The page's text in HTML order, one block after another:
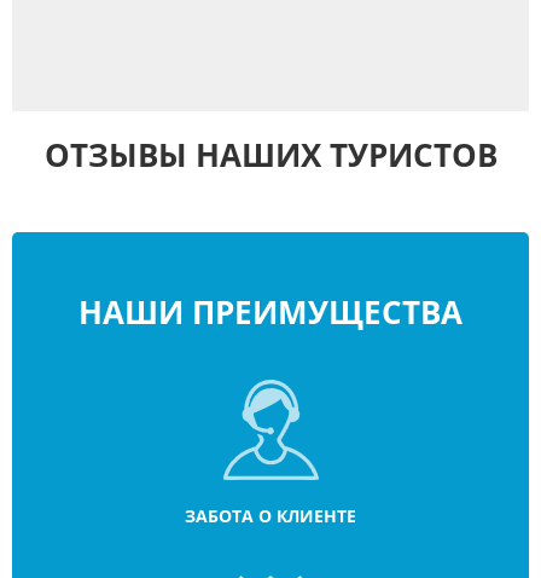
ОТЗЫВЫ НАШИХ ТУРИСТОВ
НАШИ ПРЕИМУЩЕСТВА
ЗАБОТА О КЛИЕНТЕ